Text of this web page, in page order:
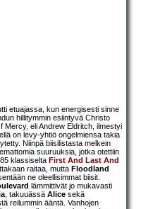
etuajassa, kun energisesti sinne
hillitymmin esiintyvä Christo
eli Andrew Eldritch, ilmestyi
on levy-yhtiö ongelmiensa takia
Niinpä biisilistasta melkein
suuruuksia, jotka otettiin
klassiselta First And Last And
raitaa, mutta Floodland
ne oleellisimmat biisit.
lämmittivät jo mukavasti
, takuuässä Alice sekä
reilummin ääntä. Vanhojen